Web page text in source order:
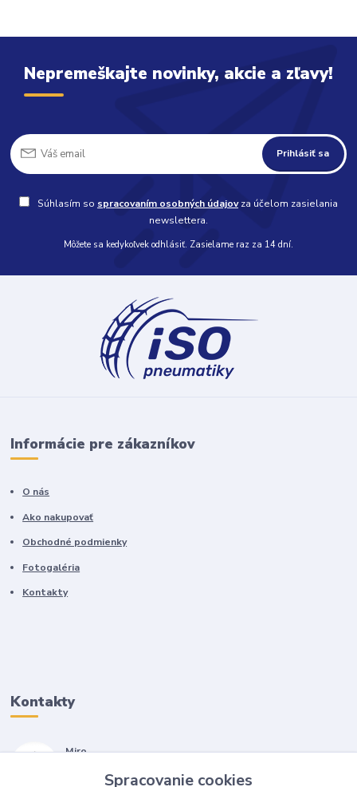
Nepremeškajte novinky, akcie a zľavy!
Prihlásiť sa
Súhlasím so spracovaním osobných údajovza účelom zasielania
newslettera.
Môžete sa kedykoľvek odhlásiť. Zasielame raz za 14 dní.
Informácie pre zákazníkov
O nás
Ako nakupovať
Obchodné podmienky
Fotogaléria
Kontakty
Kontakty
Miro
(Po-Pia, 7-17 hod.)
Spracovanie cookies